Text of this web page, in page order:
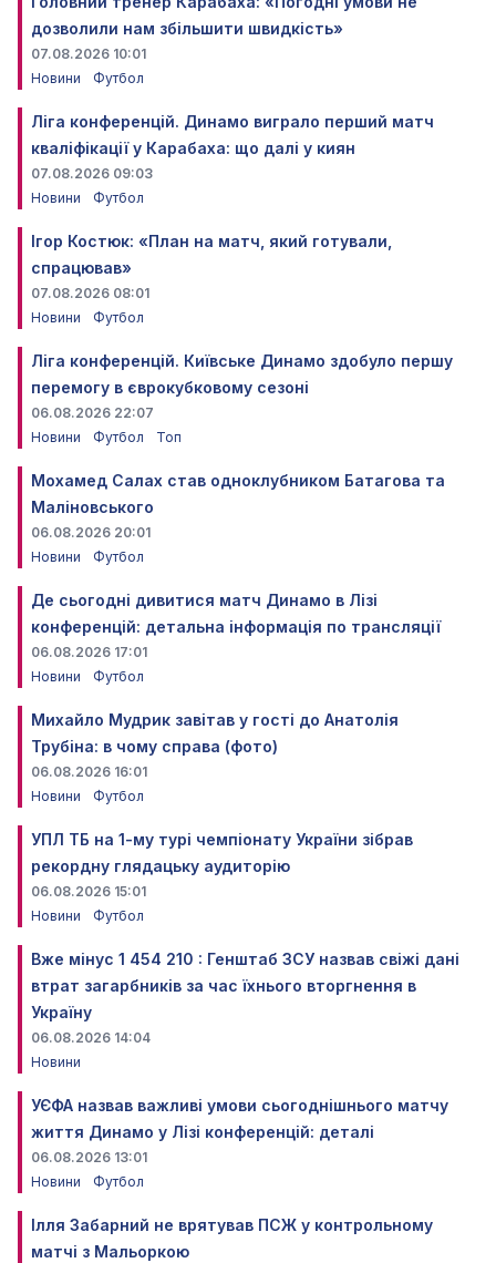
дозволили нам збільшити швидкість»
07.08.2026 10:01
Новини
Футбол
Ліга конференцій. Динамо виграло перший матч
кваліфікації у Карабаха: що далі у киян
07.08.2026 09:03
Новини
Футбол
Ігор Костюк: «План на матч, який готували,
спрацював»
07.08.2026 08:01
Новини
Футбол
Ліга конференцій. Київське Динамо здобуло першу
перемогу в єврокубковому сезоні
06.08.2026 22:07
Новини
Футбол Топ
Мохамед Салах став одноклубником Батагова та
Маліновського
06.08.2026 20:01
Новини
Футбол
Де сьогодні дивитися матч Динамо в Лізі
конференцій: детальна інформація по трансляції
06.08.2026 17:01
Новини
Футбол
Михайло Мудрик завітав у гості до Анатолія
Трубіна: в чому справа (фото)
06.08.2026 16:01
Новини
Футбол
УПЛ ТБ на 1-му турі чемпіонату України зібрав
рекордну глядацьку аудиторію
06.08.2026 15:01
Новини
Футбол
Вже мінус 1 454 210 : Генштаб ЗСУ назвав свіжі дані
втрат загарбників за час їхнього вторгнення в
Україну
06.08.2026 14:04
Новини
УЄФА назвав важливі умови сьогоднішнього матчу
життя Динамо у Лізі конференцій: деталі
06.08.2026 13:01
Новини
Футбол
Ілля Забарний не врятував ПСЖ у контрольному
матчі з Мальоркою